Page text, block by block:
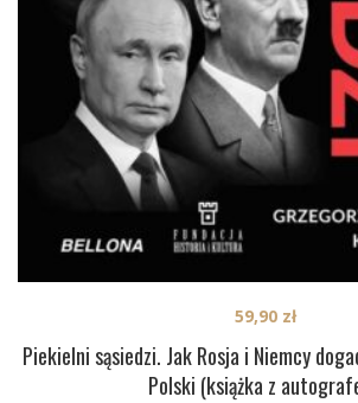
Piekielni sąsiedzi. Jak Rosja i Niemcy
Polski (książka z
59,90 zł